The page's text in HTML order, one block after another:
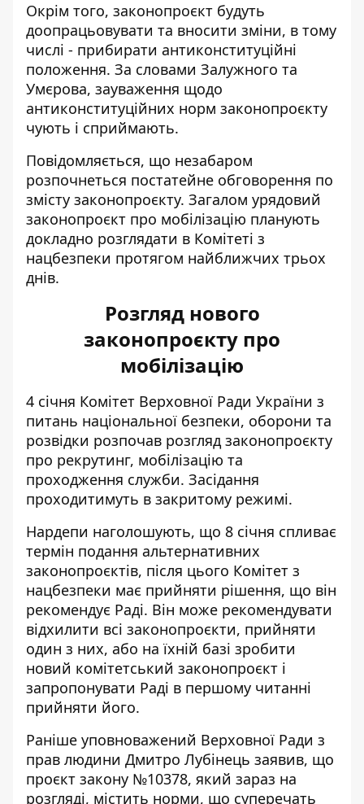
Окрім того, законопроєкт будуть
доопрацьовувати та вносити зміни, в тому
числі - прибирати антиконституційні
положення. За словами Залужного та
Умєрова, зауваження щодо
антиконституційних норм законопроєкту
чують і сприймають.
Повідомляється, що незабаром
розпочнеться постатейне обговорення по
змісту законопроєкту. Загалом урядовий
законопроєкт про мобілізацію планують
докладно розглядати в Комітеті з
нацбезпеки протягом найближчих трьох
днів.
Розгляд нового
законопроєкту про
мобілізацію
4 січня Комітет Верховної Ради України з
питань національної безпеки, оборони та
розвідки розпочав розгляд законопроєкту
про рекрутинг, мобілізацію та
проходження служби. Засідання
проходитимуть в закритому режимі.
Нардепи наголошують, що 8 січня спливає
термін подання альтернативних
законопроєктів, після цього Комітет з
нацбезпеки має прийняти рішення, що він
рекомендує Раді. Він може рекомендувати
відхилити всі законопроєкти, прийняти
один з них, або на їхній базі зробити
новий комітетський законопроєкт і
запропонувати Раді в першому читанні
прийняти його.
Раніше уповноважений Верховної Ради з
прав людини Дмитро Лубінець заявив, що
проєкт закону №10378, який зараз на
розгляді, містить норми, що суперечать